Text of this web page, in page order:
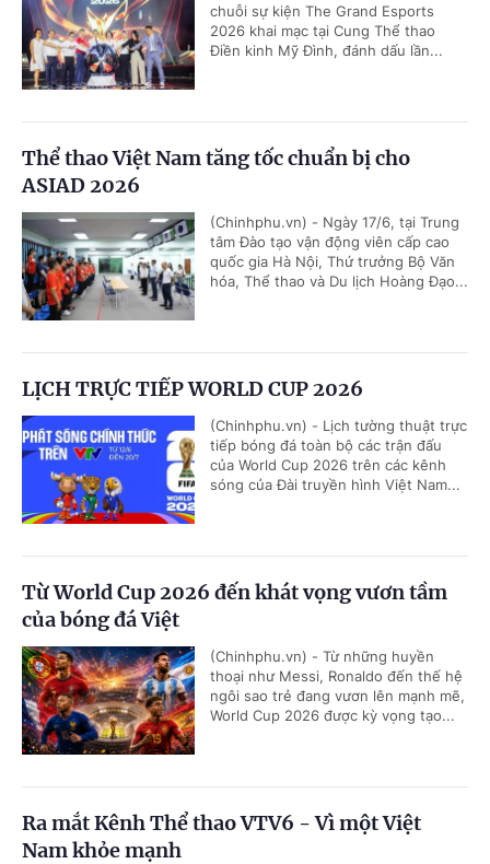
chuỗi sự kiện The Grand Esports
2026 khai mạc tại Cung Thể thao
Điền kinh Mỹ Đình, đánh dấu lần...
Thể thao Việt Nam tăng tốc chuẩn bị cho
ASIAD 2026
(Chinhphu.vn) - Ngày 17/6, tại Trung
tâm Đào tạo vận động viên cấp cao
quốc gia Hà Nội, Thứ trưởng Bộ Văn
hóa, Thể thao và Du lịch Hoàng Đạo...
LỊCH TRỰC TIẾP WORLD CUP 2026
(Chinhphu.vn) - Lịch tường thuật trực
tiếp bóng đá toàn bộ các trận đấu
của World Cup 2026 trên các kênh
sóng của Đài truyền hình Việt Nam...
Từ World Cup 2026 đến khát vọng vươn tầm
của bóng đá Việt
(Chinhphu.vn) - Từ những huyền
thoại như Messi, Ronaldo đến thế hệ
ngôi sao trẻ đang vươn lên mạnh mẽ,
World Cup 2026 được kỳ vọng tạo...
Ra mắt Kênh Thể thao VTV6 - Vì một Việt
Nam khỏe mạnh